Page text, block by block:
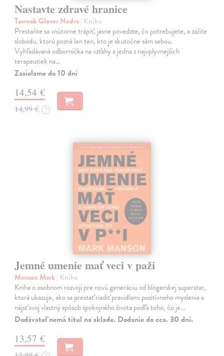
Nastavte zdravé hranice
Tawwab Glover Nedra| Kniha
Prestaňte sa vnútorne trápiť, jasne povedzte, čo potrebujete, a zažite
slobodu, ktorú pozná len ten, kto je skutočne sám sebou.
Vyhľadávaná odborníčka na vzťahy a jedna z najvplyvnejších
terapeutiek na…
Zasielame do 10 dní
14,54 €
14,99 € ?
Jemné umenie mať veci v paži
Manson Mark| Kniha
Kniha o osobnom rozvoji pre novú generáciu od blogerskej superstar,
ktorá ukazuje, ako sa prestať riadiť pravidlami pozitívneho myslenia a
nájsť svoj vlastný spôsob spokojného života podľa toho, čo je…
Dodávateľ nemá titul na sklade. Dodanie do cca. 30 dní.
13,57 €